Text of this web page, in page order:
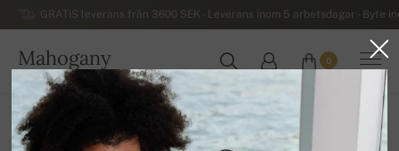
GRATIS leverans från 3600 SEK - Leverans inom 5 arbetsdagar - Byte
Mahogany
SVERIGE
0
Hem Kashmirtröjor för herrar